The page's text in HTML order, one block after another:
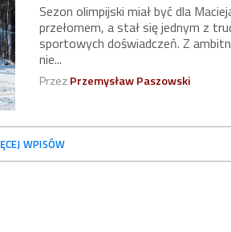
Sezon olimpijski miał być dla
przełomem, a stał się jednym z
sportowych doświadczeń. Z
nie...
PrzezPrzemysław Paszowski
WPISÓW